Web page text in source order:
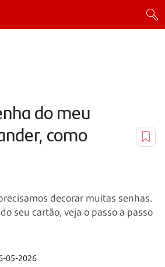
do meu
como
decorar muitas senhas.
seu cartão, veja o passo a passo
05-2026